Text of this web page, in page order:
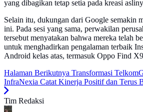
yang dibagikan tetap setia pada kreasi
Selain itu, dukungan dari Google semakin
ini. Pada sesi yang sama, perwakilan
tersebut menyatakan bahwa mereka telah
untuk menghadirkan pengalaman terbaik
Android kelas atas, termasuk Oppo Find
Halaman Berikutnya Transformasi
InfraNexia Catat Kinerja Positif dan Terus
Tim Redaksi